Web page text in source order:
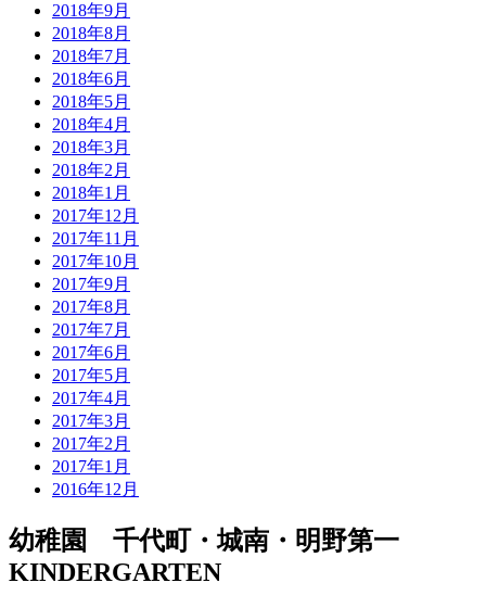
2018年9月
2018年8月
2018年7月
2018年6月
2018年5月
2018年4月
2018年3月
2018年2月
2018年1月
2017年12月
2017年11月
2017年10月
2017年9月
2017年8月
2017年7月
2017年6月
2017年5月
2017年4月
2017年3月
2017年2月
2017年1月
2016年12月
幼稚園 千代町・城南・明野第一
KINDERGARTEN